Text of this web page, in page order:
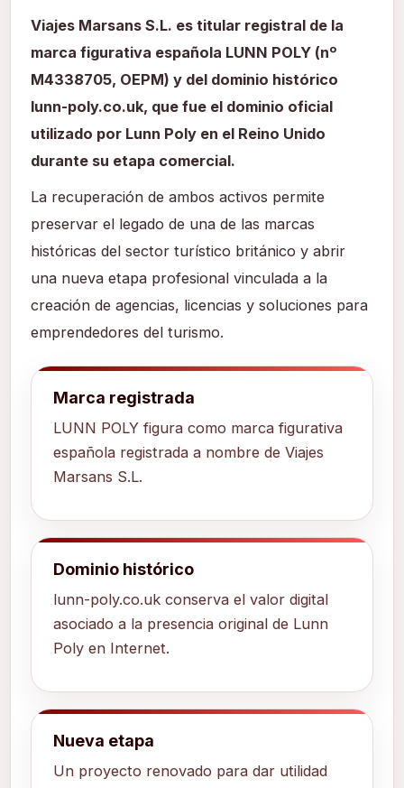
Viajes Marsans S.L. es titular registral de la
marca figurativa española LUNN POLY (nº
M4338705, OEPM) y del dominio histórico
lunn-poly.co.uk, que fue el dominio oficial
utilizado por Lunn Poly en el Reino Unido
durante su etapa comercial.
La recuperación de ambos activos permite
preservar el legado de una de las marcas
históricas del sector turístico británico y abrir
una nueva etapa profesional vinculada a la
creación de agencias, licencias y soluciones para
emprendedores del turismo.
Marca registrada
LUNN POLY figura como marca figurativa
española registrada a nombre de Viajes
Marsans S.L.
Dominio histórico
lunn-poly.co.uk conserva el valor digital
asociado a la presencia original de Lunn
Poly en Internet.
Nueva etapa
Un proyecto renovado para dar utilidad